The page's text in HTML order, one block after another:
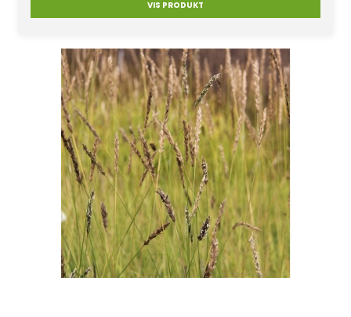
VIS PRODUKT